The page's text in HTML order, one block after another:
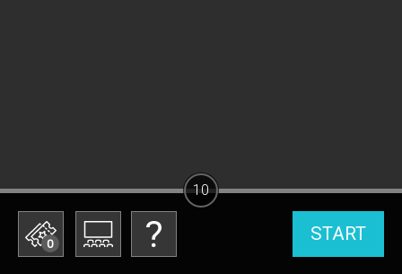
0 START
10